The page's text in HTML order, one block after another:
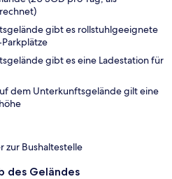
gibt es rollstuhlgeeignete
gibt es eine Ladestation für
dem Unterkunftsgelände gilt eine
zur Bushaltestelle
des Geländes